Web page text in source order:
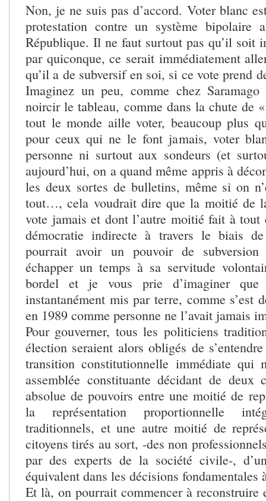
Non, je ne suis pas d’accord. Voter blanc
protestation contre un système bipolaire
République. Il ne faut surtout pas qu’il soit
par quiconque, ce serait immédiatement
qu’il a de subversif en soi, si ce vote prend
Imaginez un peu, comme chez
noircir le tableau, comme dans la chute de
tout le monde aille voter, beaucoup plus
pour ceux qui ne le font jamais, voter
personne ni surtout aux sondeurs (et
aujourd’hui, on a quand même appris à
les deux sortes de bulletins, même si on
tout…, cela voudrait dire que la moitié de
vote jamais et dont l’autre moitié fait à
démocratie indirecte à travers le biais
pourrait avoir un pouvoir de subversion
échapper un temps à sa servitude
bordel et je vous prie d’imaginer que
instantanément mis par terre, comme s’est
en 1989 comme personne ne l’avait jamais
Pour gouverner, tous les politiciens
élection seraient alors obligés de
transition constitutionnelle immédiate qui
assemblée constituante décidant de deux
absolue de pouvoirs entre une moitié de
la représentation proportionnelle
traditionnels, et une autre moitié de
citoyens tirés au sort, -des non
par des experts de la société civile-,
équivalent dans les décisions fondamentales
Et là, on pourrait commencer à reconstruire